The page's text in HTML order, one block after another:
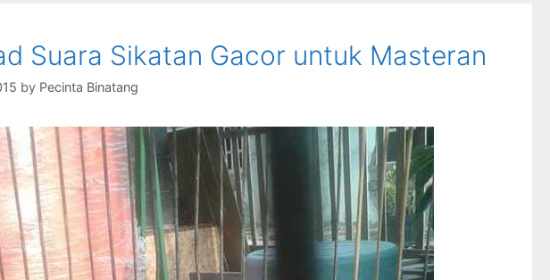
Suara Sikatan Gacor untuk Masteran
by Pecinta Binatang